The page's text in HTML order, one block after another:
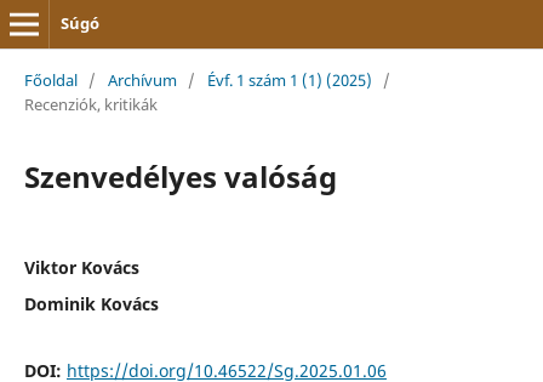
Súgó
Főoldal / Archívum / Évf. 1 szám 1 (1) (2025)
/
Recenziók, kritikák
Szenvedélyes valóság
Viktor Kovács
Dominik Kovács
DOI: https://doi.org/10.46522/Sg.2025.01.06